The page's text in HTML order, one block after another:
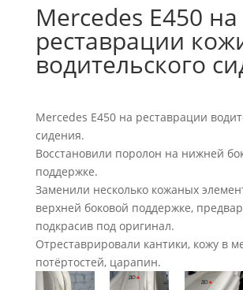
Mercedes E450 на
реставрации
водительского
Mercedes E450 на реставрации
сидения.
Восстановили поролон на нижней
поддержке.
Заменили несколько кожаных
верхней боковой поддержке,
подкрасив под оригинал.
Отреставрировали кантики, кожу в
потёртостей, царапин.